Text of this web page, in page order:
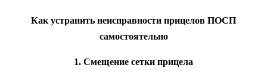
Как устранить неисправности прицелов ПОСП
самостоятельно
1. Смещение сетки прицела